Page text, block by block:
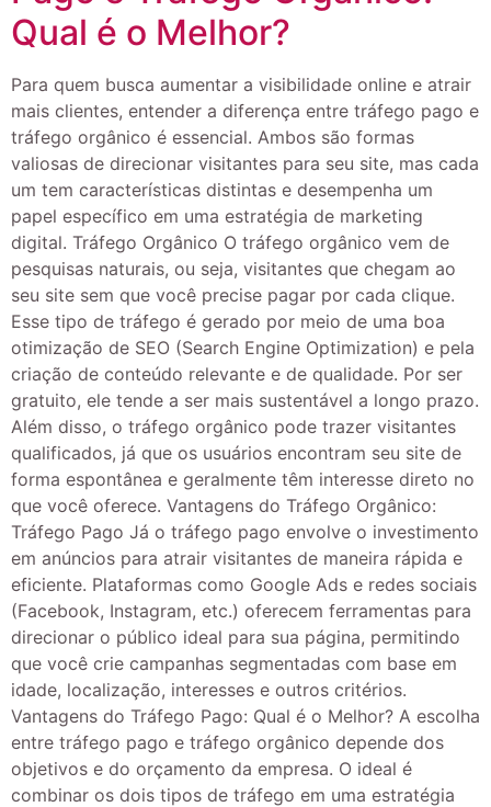
Qual é o Melhor?
Para quem busca aumentar a visibilidade online e atrair
mais clientes, entender a diferença entre tráfego pago e
tráfego orgânico é essencial. Ambos são formas
valiosas de direcionar visitantes para seu site, mas cada
um tem características distintas e desempenha um
papel específico em uma estratégia de marketing
digital. Tráfego Orgânico O tráfego orgânico vem de
pesquisas naturais, ou seja, visitantes que chegam ao
seu site sem que você precise pagar por cada clique.
Esse tipo de tráfego é gerado por meio de uma boa
otimização de SEO (Search Engine Optimization) e pela
criação de conteúdo relevante e de qualidade. Por ser
gratuito, ele tende a ser mais sustentável a longo prazo.
Além disso, o tráfego orgânico pode trazer visitantes
qualificados, já que os usuários encontram seu site de
forma espontânea e geralmente têm interesse direto no
que você oferece. Vantagens do Tráfego Orgânico:
Tráfego Pago Já o tráfego pago envolve o investimento
em anúncios para atrair visitantes de maneira rápida e
eficiente. Plataformas como Google Ads e redes sociais
(Facebook, Instagram, etc.) oferecem ferramentas para
direcionar o público ideal para sua página, permitindo
que você crie campanhas segmentadas com base em
idade, localização, interesses e outros critérios.
Vantagens do Tráfego Pago: Qual é o Melhor? A escolha
entre tráfego pago e tráfego orgânico depende dos
objetivos e do orçamento da empresa. O ideal é
combinar os dois tipos de tráfego em uma estratégia